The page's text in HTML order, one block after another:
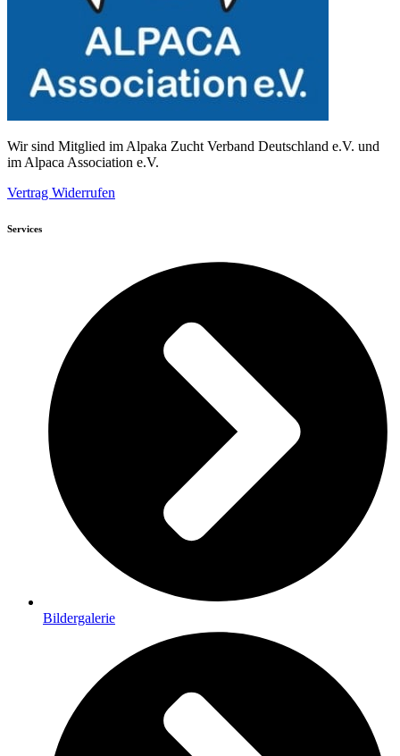
Wir sind Mitglied im Alpaka Zucht Verband Deutschland e.V. und
im Alpaca Association e.V.
Vertrag Widerrufen
Services
Bildergalerie